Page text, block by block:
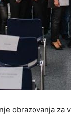
obrazovanja za